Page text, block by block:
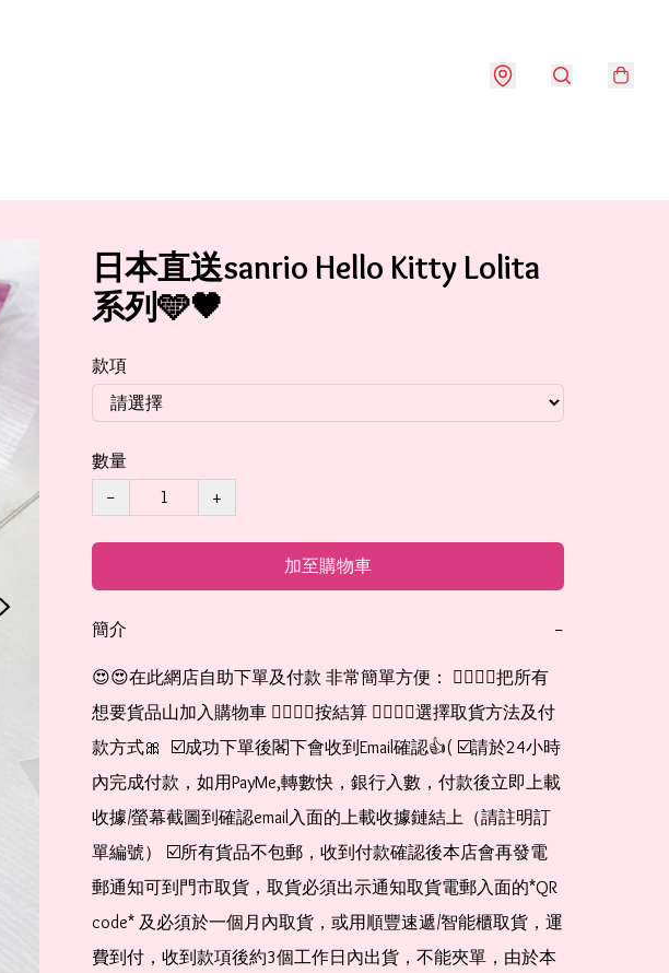
日本直送sanrio Hello Kitty Lolita
系列🩵🖤
款項
數量
−
+
加至購物車
簡介 −
😍😍在此網店自助下單及付款 非常簡單方便： 👉🏻👉🏻把所有
想要貨品山加入購物車 👉🏻👉🏻按結算 👉🏻👉🏻選擇取貨方法及付
款方式🎀  ☑️成功下單後閣下會收到Email確認👍( ☑️請於24小時
內完成付款，如用PayMe,轉數快，銀行入數，付款後立即上載
收據/螢幕截圖到確認email入面的上載收據鏈結上（請註明訂
單編號） ☑️所有貨品不包郵，收到付款確認後本店會再發電
郵通知可到門市取貨，取貨必須出示通知取貨電郵入面的*QR
code* 及必須於一個月內取貨，或用順豐速遞/智能櫃取貨，運
費到付，收到款項後約3個工作日內出貨，不能夾單，由於本